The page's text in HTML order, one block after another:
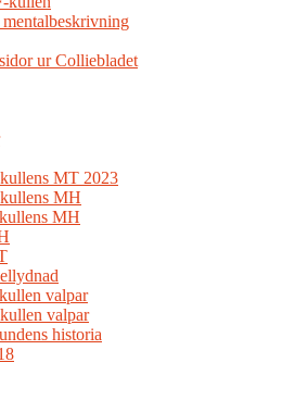
ur Colliebladet
MT 2023
MH
MH
valpar
valpar
historia